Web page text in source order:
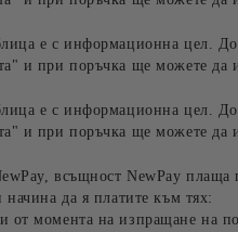
е с информационна цел.
и при поръчка ще можете да
е с информационна цел.
и при поръчка ще можете да
всъщност NewPay
начина да я платите към тях:
от момента на изпращане на